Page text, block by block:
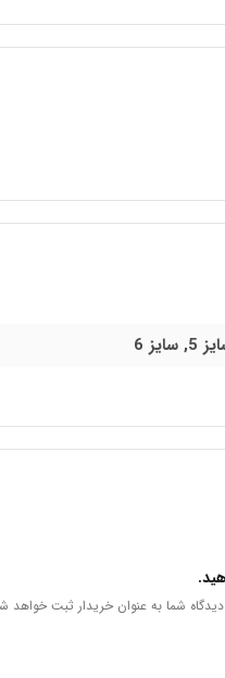
دیدگاه شما به عنوان خریدار ثبت